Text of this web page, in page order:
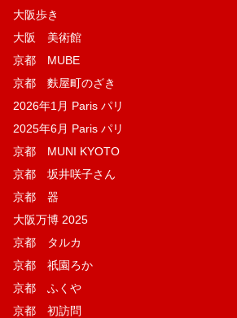
大阪歩き
大阪 美術館
京都 MUBE
京都 麩屋町のざき
2026年1月 Paris パリ
2025年6月 Paris パリ
京都 MUNI KYOTO
京都 坂井咲子さん
京都 器
大阪万博 2025
京都 タルカ
京都 祇園ろか
京都 ふくや
京都 初訪問